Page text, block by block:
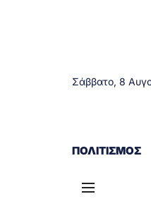
Σάββατο, 8
ΠΟΛΙΤΙΣΜΌΣ